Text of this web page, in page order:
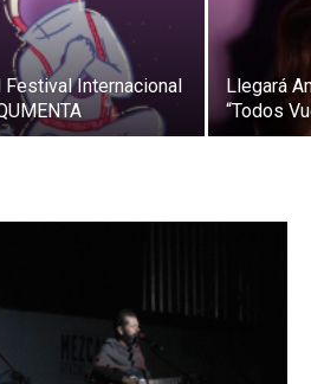
Internacional
Llegará
“Todos